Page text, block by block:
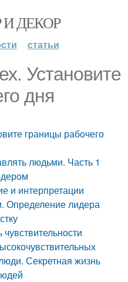
И ДЕКОР
статьи
Установите
дня
границы рабочего
людьми. Часть 1
и интерпретации
Определение лидера
Секретная жизнь